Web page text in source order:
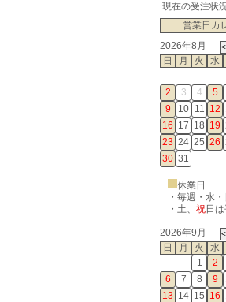
現在の受注状
営業日カ
2026年8月
日
月 火 水
2
3 4 5
9
10 11 12
16 17 18 19
23 24 25 26
30 31
休業日
・毎週・水
・ 土、 祝日
2026年9月
日
月 火 水
1
2
6
7 8 9
13 14 15 16